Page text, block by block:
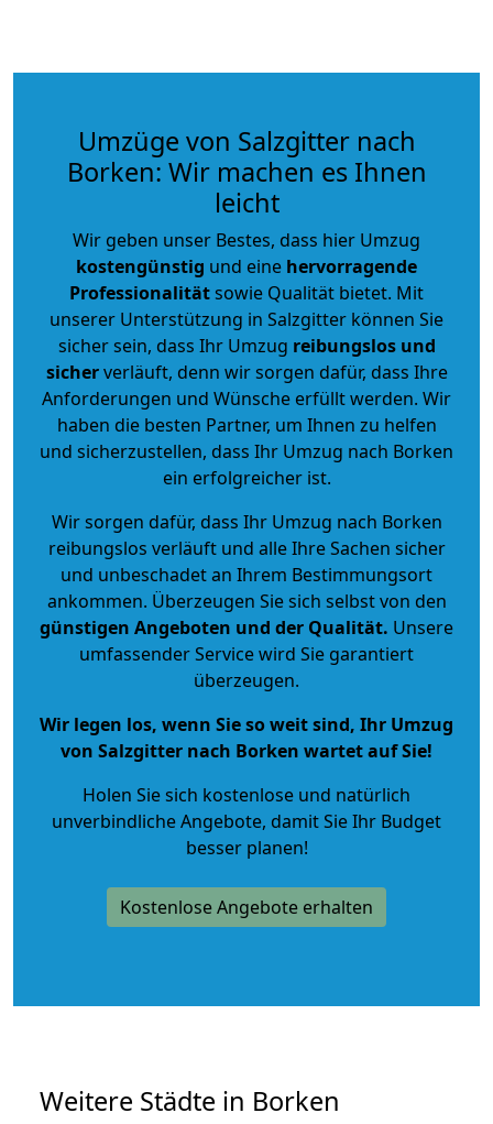
Umzüge von Salzgitter nach
Borken: Wir machen es Ihnen
leicht
Wir geben unser Bestes, dass hier Umzug
kostengünstig und eine hervorragende
Professionalitätsowie Qualität bietet. Mit
unserer Unterstützung in Salzgitter können Sie
sicher sein, dass Ihr Umzug reibungslos und
sicherverläuft, denn wir sorgen dafür, dass Ihre
Anforderungen und Wünsche erfüllt werden. Wir
haben die besten Partner, um Ihnen zu helfen
und sicherzustellen, dass Ihr Umzug nach Borken
ein erfolgreicher ist.
Wir sorgen dafür, dass Ihr Umzug nach Borken
reibungslos verläuft und alle Ihre Sachen sicher
und unbeschadet an Ihrem Bestimmungsort
ankommen. Überzeugen Sie sich selbst von den
günstigen Angeboten und der Qualität. Unsere
umfassender Service wird Sie garantiert
überzeugen.
Wir legen los, wenn Sie so weit sind, Ihr Umzug
von Salzgitter nach Borken wartet auf Sie!
Holen Sie sich kostenlose und natürlich
unverbindliche Angebote, damit Sie Ihr Budget
besser planen!
Kostenlose Angebote erhalten
Weitere Städte in Borken